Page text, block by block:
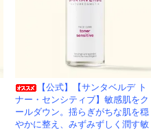
【公式】【サンタベルデ ト
ナー・センシティブ】敏感肌をク
ールダウン。揺らぎがちな肌を穏
やかに整え、みずみずしく潤す敏